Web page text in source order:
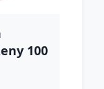
100